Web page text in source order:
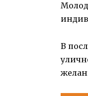
В